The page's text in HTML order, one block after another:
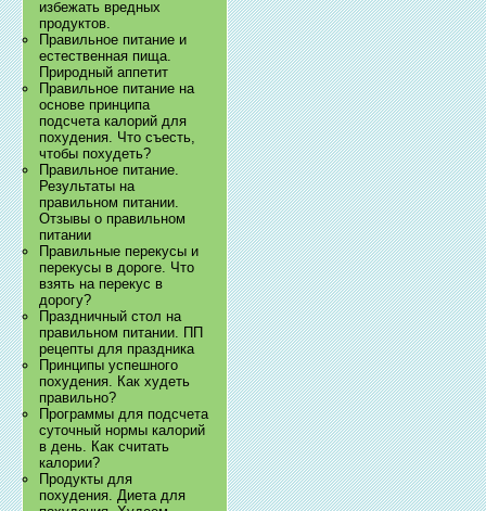
избежать вредных
продуктов.
Правильное питание и
естественная пища.
Природный аппетит
Правильное питание на
основе принципа
подсчета калорий для
похудения. Что съесть,
чтобы похудеть?
Правильное питание.
Результаты на
правильном питании.
Отзывы о правильном
питании
Правильные перекусы и
перекусы в дороге. Что
взять на перекус в
дорогу?
Праздничный стол на
правильном питании. ПП
рецепты для праздника
Принципы успешного
похудения. Как худеть
правильно?
Программы для подсчета
суточный нормы калорий
в день. Как считать
калории?
Продукты для
похудения. Диета для